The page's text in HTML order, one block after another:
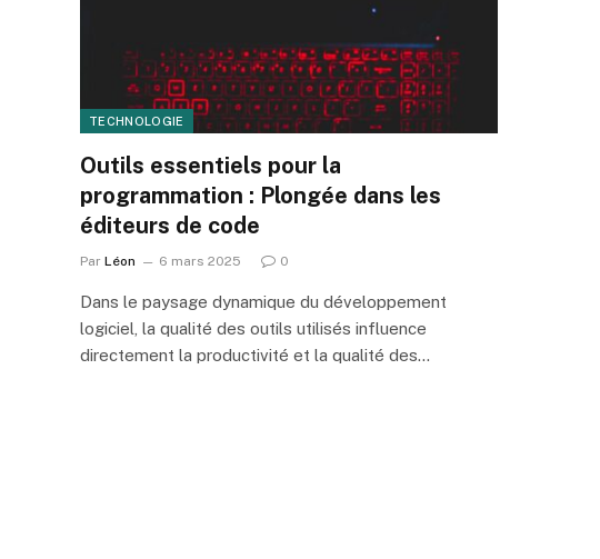
TECHNOLOGIE
Outils essentiels pour la
programmation : Plongée dans les
éditeurs de code
Par Léon 6 mars 2025 0
Dans le paysage dynamique du développement
logiciel, la qualité des outils utilisés influence
directement la productivité et la qualité des…